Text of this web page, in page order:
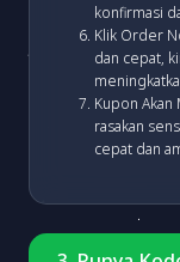
konfirmasi
Klik Order
dan cepat,
Kupon Akan
rasakan
cepat dan